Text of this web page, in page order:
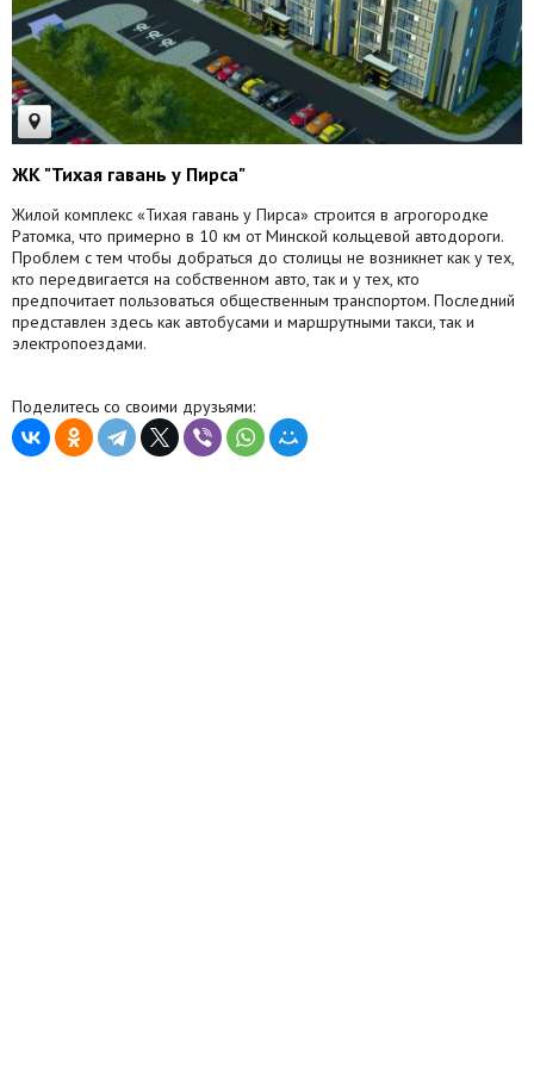
ЖК "Тихая гавань у Пирса"
Жилой комплекс «Тихая гавань у Пирса» строится в агрогородке
Ратомка, что примерно в 10 км от Минской кольцевой автодороги.
Проблем с тем чтобы добраться до столицы не возникнет как у тех,
кто передвигается на собственном авто, так и у тех, кто
предпочитает пользоваться общественным транспортом. Последний
представлен здесь как автобусами и маршрутными такси, так и
электропоездами.
Поделитесь со своими друзьями: